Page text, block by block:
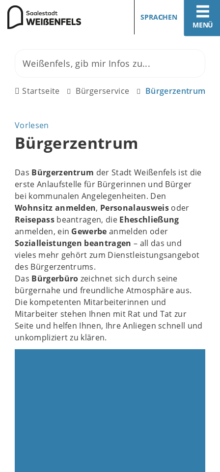
MENÜ
SPRACHEN
Startseite Bürgerservice Bürgerzentrum
Vorlesen
Bürgerzentrum
Das Bürgerzentrum der Stadt Weißenfels ist die
erste Anlaufstelle für Bürgerinnen und Bürger
bei kommunalen Angelegenheiten. Den
Wohnsitz anmelden, Personalausweisoder
Reisepassbeantragen, die Eheschließung
anmelden, ein Gewerbe anmelden oder
Sozialleistungen beantragen – all das und
vieles mehr gehört zum Dienstleistungsangebot
des Bürgerzentrums.
Das Bürgerbüro zeichnet sich durch seine
bürgernahe und freundliche Atmosphäre aus.
Die kompetenten Mitarbeiterinnen und
Mitarbeiter stehen Ihnen mit Rat und Tat zur
Seite und helfen Ihnen, Ihre Anliegen schnell und
unkompliziert zu klären.